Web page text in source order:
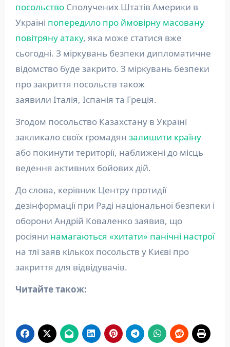
посольствоСполучених Штатів Америки в
Україні попередило про ймовірну масовану
повітряну атаку, яка може статися вже
сьогодні. З міркувань безпеки дипломатичне
відомство буде закрито. З міркувань безпеки
про закриття посольств також
заявили Італія, Іспанія та Греція.
Згодом посольство Казахстану в Україні
закликало своїх громадян залишити країну
або покинути території, наближені до місць
ведення активних бойових дій.
До слова, керівник Центру протидії
дезінформації при Раді національної безпеки і
оборони Андрій Коваленко заявив, що
росіяни намагаються «хитати» панічні настрої
на тлі заяв кількох посольств у Києві про
закриття для відвідувачів.
Читайте також: